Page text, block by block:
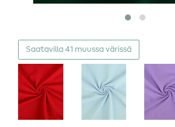
Saatavilla 41 muussa värissä